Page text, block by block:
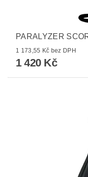
PARALYZER
1 173,55 Kč bez DPH
1 420 Kč